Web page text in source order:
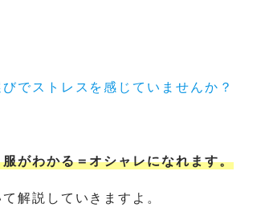
でストレスを感じていませんか？
がわかる＝オシャレになれます。
解説していきますよ。